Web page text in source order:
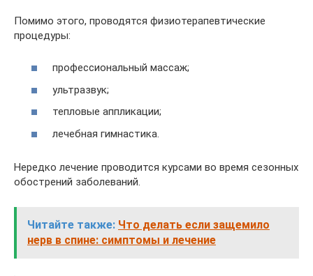
Помимо этого, проводятся физиотерапевтические
процедуры:
профессиональный массаж;
ультразвук;
тепловые аппликации;
лечебная гимнастика.
Нередко лечение проводится курсами во время сезонных
обострений заболеваний.
Читайте также: Что делать если защемило
нерв в спине: симптомы и лечение